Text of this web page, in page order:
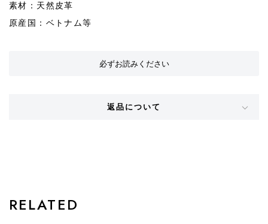
素材：天然皮革
原産国：ベトナム等
必ずお読みください
返品について
RELATED